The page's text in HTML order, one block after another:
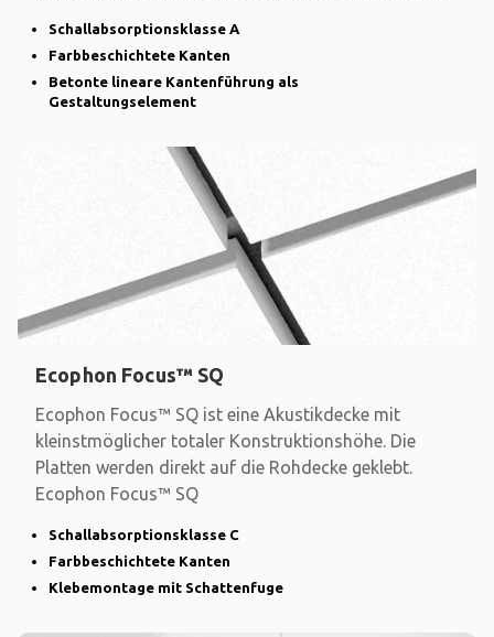
Schallabsorptionsklasse A
Farbbeschichtete Kanten
Betonte lineare Kantenführung als
Gestaltungselement
Ecophon Focus™ SQ
Ecophon Focus™ SQ ist eine Akustikdecke mit
kleinstmöglicher totaler Konstruktionshöhe. Die
Platten werden direkt auf die Rohdecke geklebt.
Ecophon Focus™ SQ
Schallabsorptionsklasse C
Farbbeschichtete Kanten
Klebemontage mit Schattenfuge